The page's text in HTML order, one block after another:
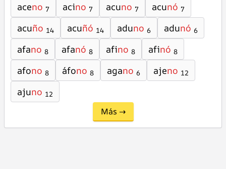
aceno 7 acino 7 acuno 7 acunó 7
acuño 14 acuñó 14 aduno 6 adunó 6
afano 8 afanó 8 afino 8 afinó 8
afono 8 áfono 8 agano 6 ajeno 12
ajuno 12
Más →